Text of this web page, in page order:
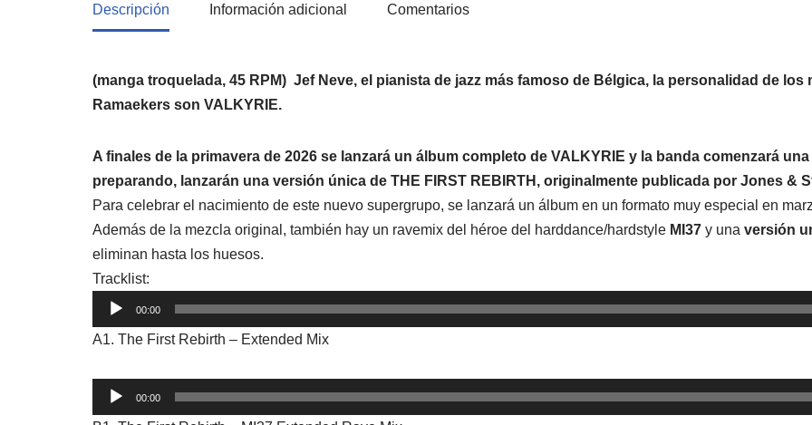
Descripción Información adicional Comentarios
(manga troquelada, 45 RPM) Jef Neve, el pianista de jazz más famoso de Bélgica, la personalidad de
Ramaekers son VALKYRIE.
A finales de la primavera de 2026 se lanzará un álbum completo de VALKYRIE y la banda comenzará
preparando, lanzarán una versión única de THE FIRST REBIRTH, originalmente publicada por Jones &
Para celebrar el nacimiento de este nuevo supergrupo, se lanzará un álbum en un formato muy especial en
Además de la mezcla original, también hay un ravemix del héroe del harddance/hardstyle MI37 y una versión
eliminan hasta los huesos.
Tracklist:
Reproductor
de
00:00
A1. The First Rebirth – Extended Mix
Reproductor
de
00:00